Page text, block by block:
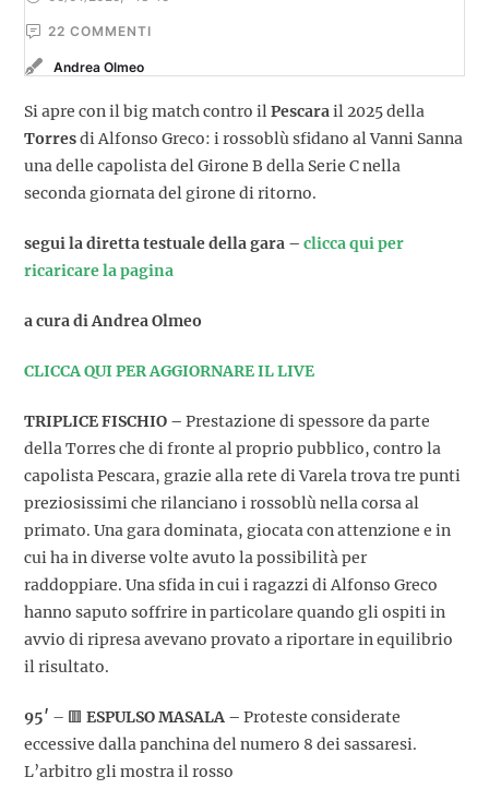
22 COMMENTI
Andrea Olmeo
Si apre con il big match contro ilPescarail 2025 della
Torresdi Alfonso Greco: i rossoblù sfidano al Vanni Sanna
una delle capolista del Girone B della Serie C nella
seconda giornata del girone di ritorno.
segui la diretta testuale della gara – clicca qui per
ricaricare la pagina
a cura di Andrea Olmeo
CLICCA QUI PER AGGIORNARE IL LIVE
TRIPLICE FISCHIO – Prestazione di spessore da parte
della Torres che di fronte al proprio pubblico, contro la
capolista Pescara, grazie alla rete di Varela trova tre punti
preziosissimi che rilanciano i rossoblù nella corsa al
primato. Una gara dominata, giocata con attenzione e in
cui ha in diverse volte avuto la possibilità per
raddoppiare. Una sfida in cui i ragazzi di Alfonso Greco
hanno saputo soffrire in particolare quando gli ospiti in
avvio di ripresa avevano provato a riportare in equilibrio
il risultato.
95′ – 🟥 ESPULSO MASALA – Proteste considerate
eccessive dalla panchina del numero 8 dei sassaresi.
L’arbitro gli mostra il rosso